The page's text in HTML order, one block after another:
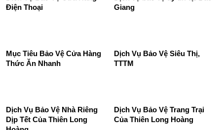
Dịch Vụ Bảo Vệ Khu Du Lịch
– Giải Pháp An Ninh Toàn
Thuê dịch vụ bảo vệ trường
học uy tín, chuyên nghiệp
Mục Tiêu Bảo Vệ Cửa Hàng
Dịch Vụ Bảo Vệ Siêu Thị,